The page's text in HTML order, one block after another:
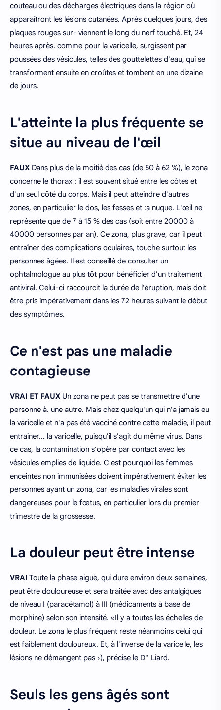
couteau ou des décharges électriques dans la région où
apparaîtront les lésions cutanées. Après quelques jours, des
plaques rouges sur- viennent le long du nerf touché. Et, 24
heures après. comme pour la varicelle, surgissent par
poussées des vésicules, telles des gouttelettes d'eau, qui se
transforment ensuite en croûtes et tombent en une dizaine
de jours.
L'atteinte la plus fréquente se
situe au niveau de l'œil
FAUX Dans plus de la moitié des cas (de 50 à 62 %), le zona
concerne le thorax : il est souvent situé entre les côtes et
d'un seul côté du corps. Mais il peut atteindre d'autres
zones, en particulier le dos, les fesses et :a nuque. L'œil ne
représente que de 7 à 15 % des cas (soit entre 20000 à
40000 personnes par an). Ce zona, plus grave, car il peut
entraîner des complications oculaires, touche surtout les
personnes âgées. Il est conseillé de consulter un
ophtalmologue au plus tôt pour bénéficier d'un traitement
antiviral. Celui-ci raccourcit la durée de l'éruption, mais doit
être pris impérativement dans les 72 heures suivant le début
des symptômes.
Ce n'est pas une maladie
contagieuse
VRAI ET FAUX Un zona ne peut pas se transmettre d'une
personne à. une autre. Mais chez quelqu'un qui n'a jamais eu
la varicelle et n'a pas été vacciné contre cette maladie, il peut
entrainer... la varicelle, puisqu'il s'agit du même virus. Dans
ce cas, la contamination s'opère par contact avec les
vésicules emplies de liquide. C'est pourquoi les femmes
enceintes non immunisées doivent impérativement éviter les
personnes ayant un zona, car les maladies virales sont
dangereuses pour le fœtus, en particulier lors du premier
trimestre de la grossesse.
La douleur peut être intense
VRAI Toute la phase aiguë, qui dure environ deux semaines,
peut être douloureuse et sera traitée avec des antalgiques
de niveau I (paracétamol) à III (médicaments à base de
morphine) selon son intensité. «Il y a toutes les échelles de
douleur. Le zona le plus fréquent reste néanmoins celui qui
est faiblement douloureux. Et, à l'inverse de la varicelle, les
lésions ne démangent pas ›), précise le D'' Liard.
Seuls les gens âgés sont